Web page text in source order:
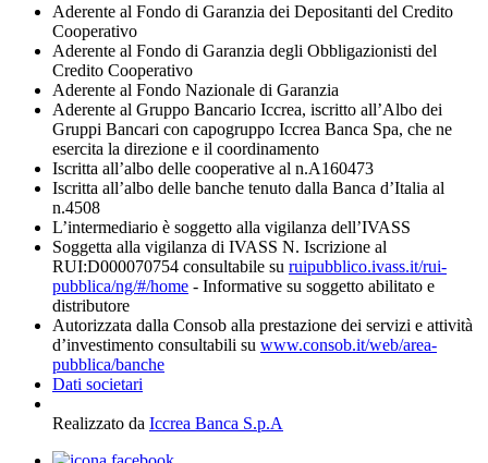
Aderente al Fondo di Garanzia dei Depositanti del Credito
Cooperativo
Aderente al Fondo di Garanzia degli Obbligazionisti del
Credito Cooperativo
Aderente al Fondo Nazionale di Garanzia
Aderente al Gruppo Bancario Iccrea, iscritto all’Albo dei
Gruppi Bancari con capogruppo Iccrea Banca Spa, che ne
esercita la direzione e il coordinamento
Iscritta all’albo delle cooperative al n.A160473
Iscritta all’albo delle banche tenuto dalla Banca d’Italia al
n.4508
L’intermediario è soggetto alla vigilanza dell’IVASS
Soggetta alla vigilanza di IVASS N. Iscrizione al
RUI:D000070754 consultabile su ruipubblico.ivass.it/rui-
pubblica/ng/#/home - Informative su soggetto abilitato e
distributore
Autorizzata dalla Consob alla prestazione dei servizi e attività
d’investimento consultabili su www.consob.it/web/area-
pubblica/banche
Dati societari
Realizzato da Iccrea Banca S.p.A